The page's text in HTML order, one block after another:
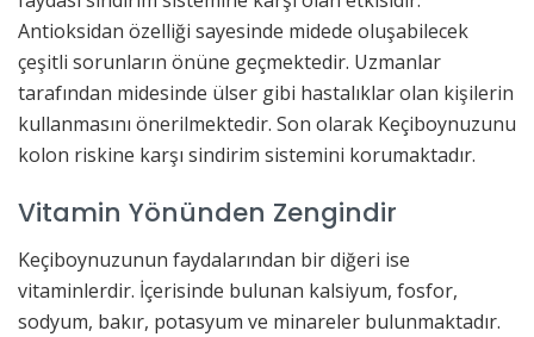
Antioksidan özelliği sayesinde midede oluşabilecek
çeşitli sorunların önüne geçmektedir. Uzmanlar
tarafından midesinde ülser gibi hastalıklar olan kişilerin
kullanmasını önerilmektedir. Son olarak Keçiboynuzunu
kolon riskine karşı sindirim sistemini korumaktadır.
Vitamin Yönünden Zengindir
Keçiboynuzunun faydalarından bir diğeri ise
vitaminlerdir. İçerisinde bulunan kalsiyum, fosfor,
sodyum, bakır, potasyum ve minareler bulunmaktadır.